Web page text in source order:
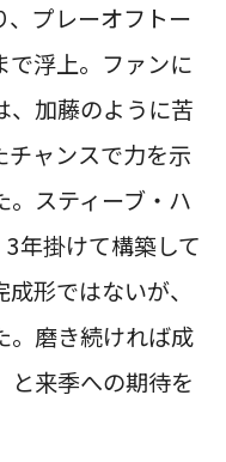
、プレーオフトー
で浮上。ファンに
、加藤のように苦
チャンスで力を示
。スティーブ・ハ
年掛けて構築して
形ではないが、
。磨き続ければ成
と来季への期待を